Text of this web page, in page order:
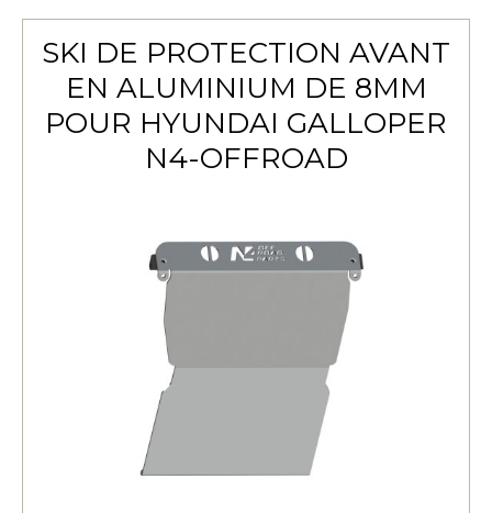
SKI DE PROTECTION AVANT
EN ALUMINIUM DE 8MM
POUR HYUNDAI GALLOPER
N4-OFFROAD